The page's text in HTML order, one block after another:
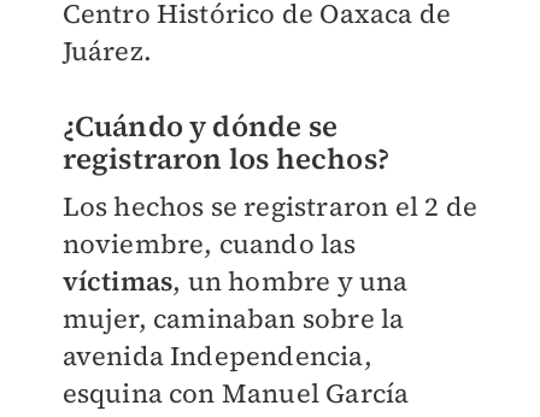
Centro Histórico de Oaxaca de
Juárez.
¿Cuándo y dónde se
registraron los hechos?
Los hechos se registraron el 2 de
noviembre, cuando las
víctimas, un hombre y una
mujer, caminaban sobre la
avenida Independencia,
esquina con Manuel García